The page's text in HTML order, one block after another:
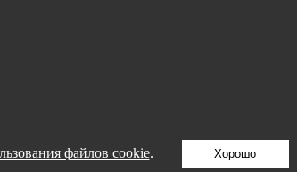
файлов cookie. Хорошо